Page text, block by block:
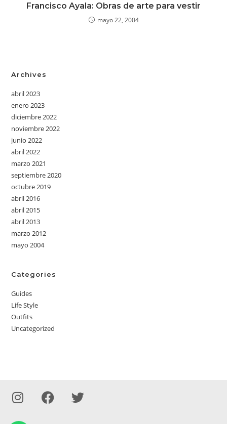
Francisco Ayala: Obras de arte para vestir
mayo 22, 2004
Archives
abril 2023
enero 2023
diciembre 2022
noviembre 2022
junio 2022
abril 2022
marzo 2021
septiembre 2020
octubre 2019
abril 2016
abril 2015
abril 2013
marzo 2012
mayo 2004
Categories
Guides
Life Style
Outfits
Uncategorized